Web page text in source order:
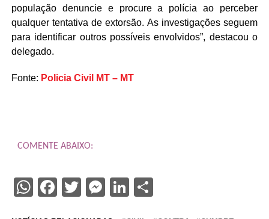
população denuncie e procure a polícia ao perceber
qualquer tentativa de extorsão. As investigações seguem
para identificar outros possíveis envolvidos”, destacou o
delegado.
Fonte: Policia Civil MT – MT
COMENTE ABAIXO:
WhatsApp
Facebook
Twitter
Messenger
LinkedIn
Share